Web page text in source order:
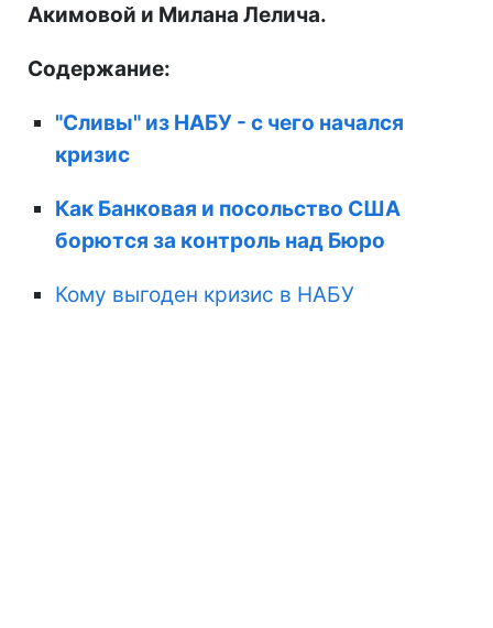
Акимовой и Милана Лелича.
Содержание:
"Сливы" из НАБУ - с чего начался
кризис
Как Банковая и посольство США
борются за контроль над Бюро
Кому выгоден кризис в НАБУ